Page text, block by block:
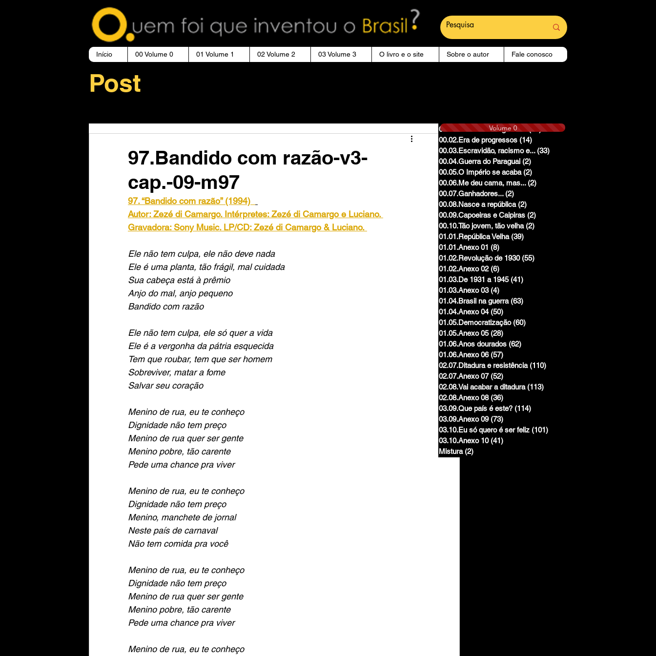
Início 00 Volume 0 01 Volume 1 02 Volume 2 03 Volume 3 O livro e o site Sobre o autor Fale conosco
Post
97.Bandido com razão-v3-
cap.-09-m97
97. “Bandido com razão” (1994)
Autor: Zezé di Camargo. Intérpretes: Zezé di Camargo e Luciano.
Gravadora: Sony Music. LP/CD: Zezé di Camargo & Luciano.
Ele não tem culpa, ele não deve nada
Ele é uma planta, tão frágil, mal cuidada
Sua cabeça está à prêmio
Anjo do mal, anjo pequeno
Bandido com razão
Ele não tem culpa, ele só quer a vida
Ele é a vergonha da pátria esquecida
Tem que roubar, tem que ser homem
Sobreviver, matar a fome
Salvar seu coração
Menino de rua, eu te conheço
Dignidade não tem preço
Menino de rua quer ser gente
Menino pobre, tão carente
Pede uma chance pra viver
Menino de rua, eu te conheço
Dignidade não tem preço
Menino, manchete de jornal
Neste país de carnaval
Não tem comida pra você
Menino de rua, eu te conheço
Dignidade não tem preço
Menino de rua quer ser gente
Menino pobre, tão carente
Pede uma chance pra viver
Menino de rua, eu te conheço
00.01.Reinado e Regencias
14 posts
00.02.Era de progressos (14)
00.03.Escravidão, racismo e... (33)
00.04.Guerra do Paraguai (2)
00.05.O Império se acaba (2)
00.06.Me deu cama, mas... (2)
00.07.Ganhadores... (2)
00.08.Nasce a república (2)
00.09.Capoeiras e Caipiras (2)
00.10.Tão jovem, tão velha (2)
01.01.República Velha (39)
01.01.Anexo 01 (8)
01.02.Revolução de 1930 (55)
01.02.Anexo 02 (6)
01.03.De 1931 a 1945 (41)
01.03.Anexo 03 (4)
01.04.Brasil na guerra (63)
01.04.Anexo 04 (50)
01.05.Democratização (60)
01.05.Anexo 05 (28)
01.06.Anos dourados (62)
01.06.Anexo 06 (57)
02.07.Ditadura e resistência (110)
02.07.Anexo 07 (52)
02.08.Vai acabar a ditadura (113)
02.08.Anexo 08 (36)
03.09.Que país é este? (114)
03.09.Anexo 09 (73)
03.10.Eu só quero é ser feliz (101)
03.10.Anexo 10 (41)
Mistura (2)
Volume 0